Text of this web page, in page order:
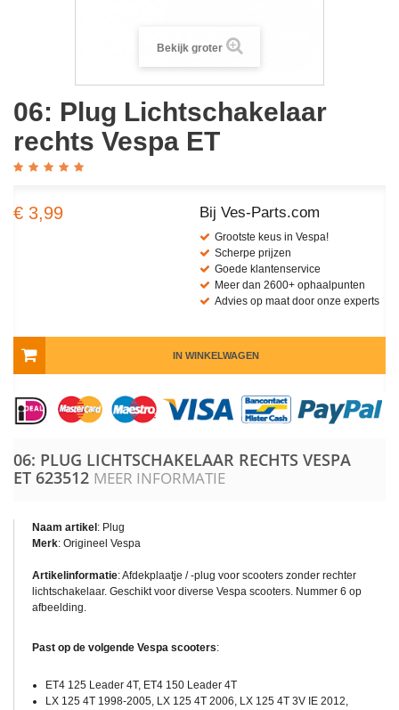
Bekijk groter
06: Plug Lichtschakelaar
rechts Vespa ET
€ 3,99 Bij Ves-Parts.com
Grootste keus in Vespa!
Scherpe prijzen
Goede klantenservice
Meer dan 2600+ ophaalpunten
Advies op maat door onze experts
IN WINKELWAGEN
06: PLUG LICHTSCHAKELAAR RECHTS VESPA
ET 623512 MEER INFORMATIE
Naam artikel : Plug
Merk: Origineel Vespa
Artikelinformatie: Afdekplaatje / -plug voor scooters zonder rechter
lichtschakelaar. Geschikt voor diverse Vespa scooters. Nummer 6 op
afbeelding.
Past op de volgende Vespa scooters:
ET4 125 Leader 4T, ET4 150 Leader 4T
LX 125 4T 1998-2005, LX 125 4T 2006, LX 125 4T 3V IE 2012,